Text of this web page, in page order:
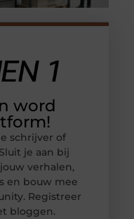
word
schrijver of
je aan bij
verhalen,
en bouw mee
Registreer
bloggen.